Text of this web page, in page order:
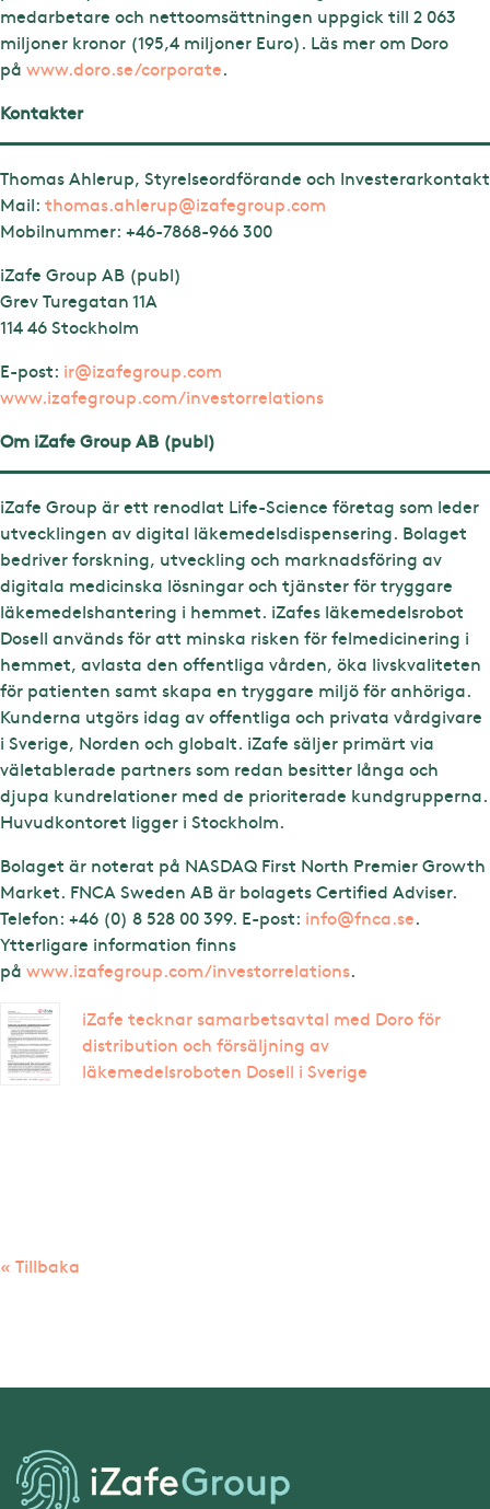
medarbetare och nettoomsättningen uppgick till 2 063
miljoner kronor (195,4 miljoner Euro). Läs mer om Doro
på www.doro.se/corporate.
Kontakter
Thomas Ahlerup, Styrelseordförande och Investerarkontakt
Mail: thomas.ahlerup@izafegroup.com
Mobilnummer: +46-7868-966 300
iZafe Group AB (publ)
Grev Turegatan 11A
114 46 Stockholm
E-post: ir@izafegroup.com
www.izafegroup.com/investorrelations
Om iZafe Group AB (publ)
iZafe Group är ett renodlat Life-Science företag som leder
utvecklingen av digital läkemedelsdispensering. Bolaget
bedriver forskning, utveckling och marknadsföring av
digitala medicinska lösningar och tjänster för tryggare
läkemedelshantering i hemmet. iZafes läkemedelsrobot
Dosell används för att minska risken för felmedicinering i
hemmet, avlasta den offentliga vården, öka livskvaliteten
för patienten samt skapa en tryggare miljö för anhöriga.
Kunderna utgörs idag av offentliga och privata vårdgivare
i Sverige, Norden och globalt. iZafe säljer primärt via
väletablerade partners som redan besitter långa och
djupa kundrelationer med de prioriterade kundgrupperna.
Huvudkontoret ligger i Stockholm.
Bolaget är noterat på NASDAQ First North Premier Growth
Market. FNCA Sweden AB är bolagets Certified Adviser.
Telefon: +46 (0) 8 528 00 399. E-post: info@fnca.se.
Ytterligare information finns
på www.izafegroup.com/investorrelations.
iZafe tecknar samarbetsavtal med Doro för
distribution och försäljning av
läkemedelsroboten Dosell i Sverige
« Tillbaka